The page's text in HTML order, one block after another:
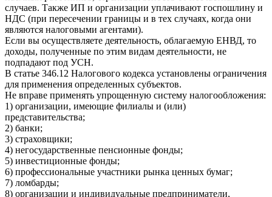
случаев. Также ИП и организации уплачивают госпошлину и
НДС (при пересечении границы и в тех случаях, когда они
являются налоговыми агентами).
Если вы осуществляете деятельность, облагаемую ЕНВД, то
доходы, полученные по этим видам деятельности, не
подпадают под УСН.
В статье 346.12 Налогового кодекса установлены ограничения
для применения определенных субъектов.
Не вправе применять упрощенную систему налогообложения:
1) организации, имеющие филиалы и (или)
представительства;
2) банки;
3) страховщики;
4) негосударственные пенсионные фонды;
5) инвестиционные фонды;
6) профессиональные участники рынка ценных бумаг;
7) ломбарды;
8) организации и индивидуальные предприниматели,